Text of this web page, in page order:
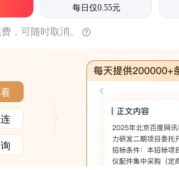
每日仅0.55元
，可随时取消。